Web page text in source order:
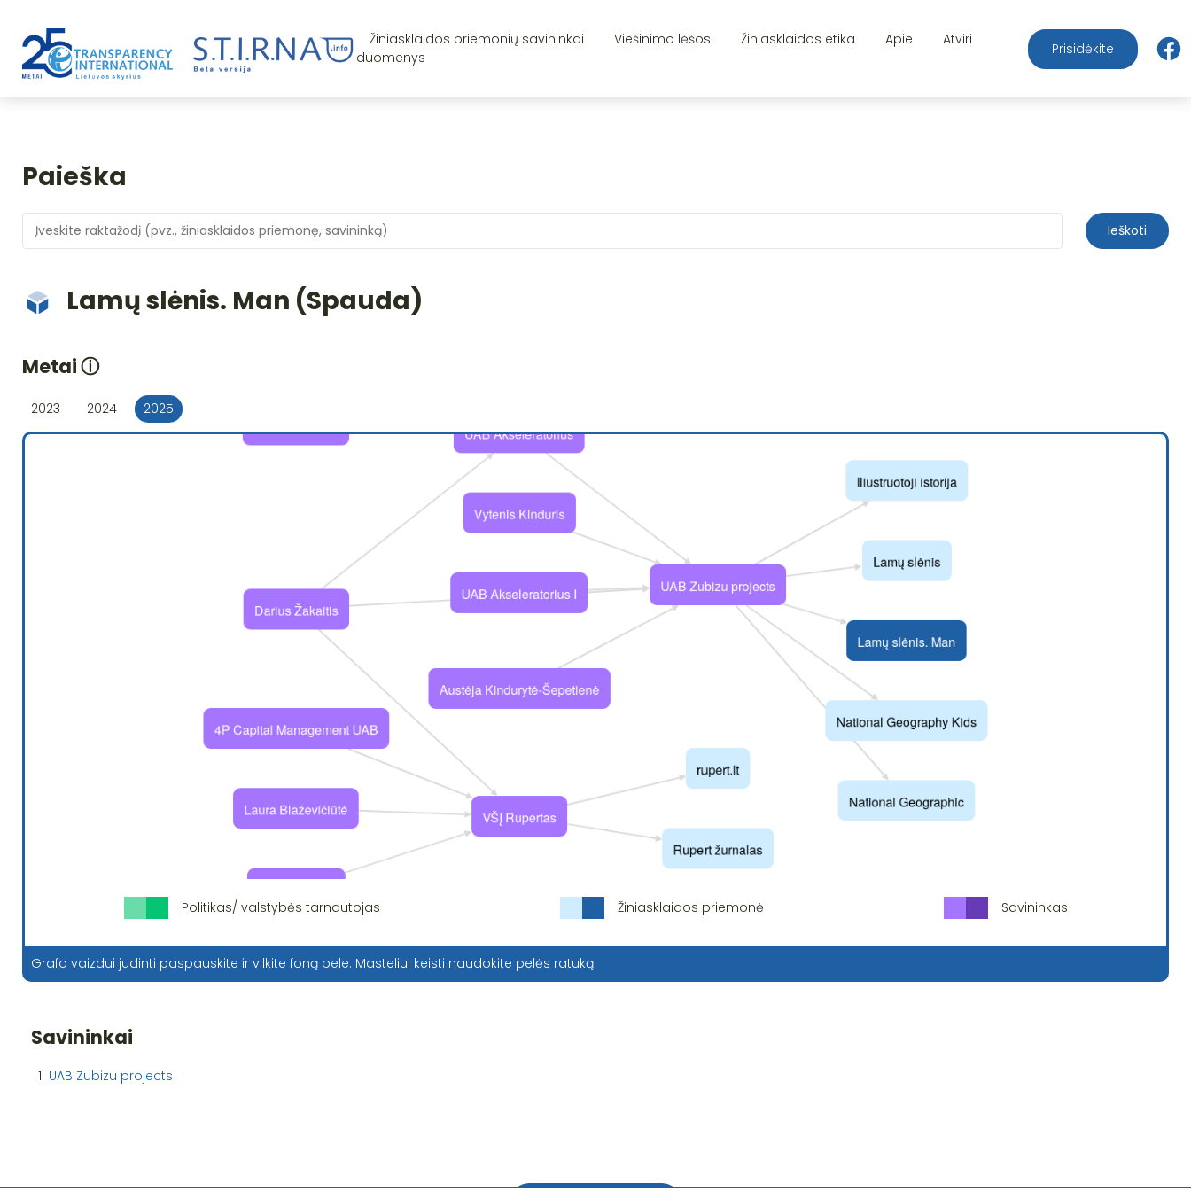
Žiniasklaidos priemonių savininkai Viešinimo lėšos Žiniasklaidos etika Apie
Atviri
duomenys
Prisidėkite
Paieška
Ieškoti
Lamų slėnis. Man (Spauda)
Metaiⓘ
2023 2024 2025
Politikas/ valstybės tarnautojas Žiniasklaidos priemonė Savininkas
Grafo vaizdui judinti paspauskite ir vilkite foną pele. Masteliui keisti naudokite pelės ratuką.
Savininkai
1. UAB Zubizu projects